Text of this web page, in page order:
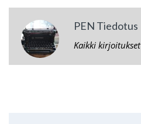
PEN Tiedotus
Kaikki kirjoitukset